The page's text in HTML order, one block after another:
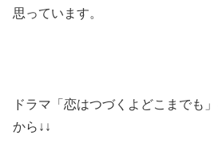
思っています。
ドラマ「恋はつづくよどこまでも
から↓↓